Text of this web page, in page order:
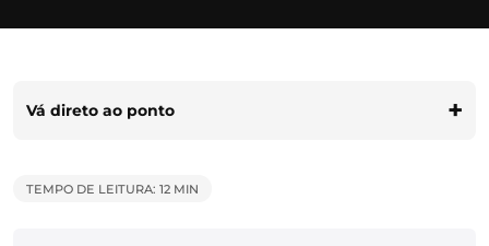
Vá direto ao ponto
TEMPO DE LEITURA: 12 MIN